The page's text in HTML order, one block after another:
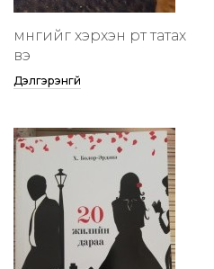
мөнгийг хэрхэн өөртөө татах
вэ
Дэлгэрэнгүй